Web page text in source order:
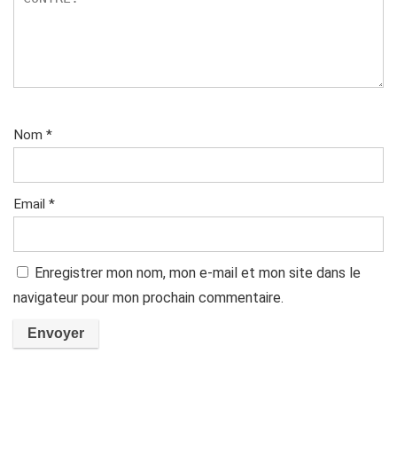
Nom *
Email *
Enregistrer mon nom, mon e-mail et mon site dans le
navigateur pour mon prochain commentaire.